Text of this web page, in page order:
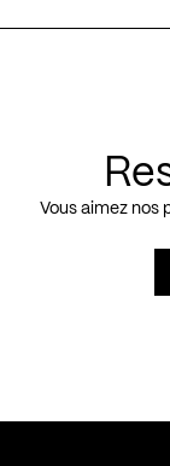
Vous aimez nos